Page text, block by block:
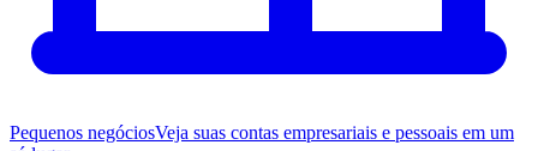
Pequenos negóciosVeja suas contas empresariais e pessoais em um